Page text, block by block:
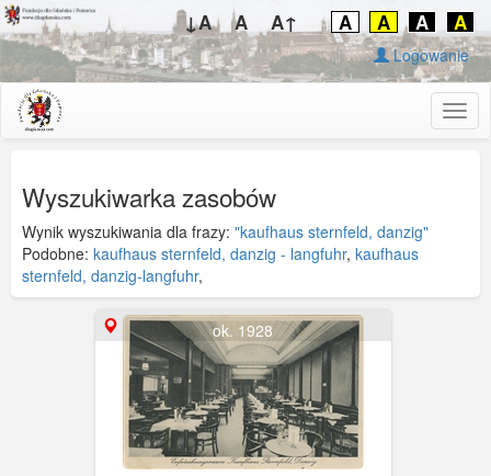
↓A A A↑ A A A A
Logowanie
Wyszukiwarka zasobów
Wynik wyszukiwania dla frazy: "kaufhaus sternfeld, danzig"
Podobne: kaufhaus sternfeld, danzig - langfuhr, kaufhaus
sternfeld, danzig-langfuhr,
ok. 1928